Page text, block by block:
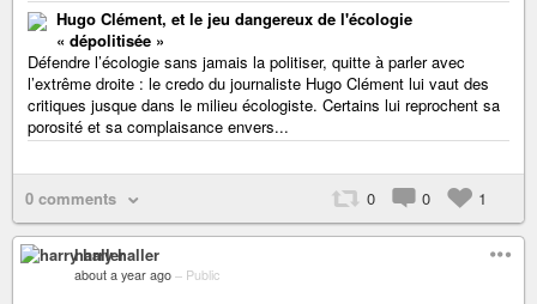
Hugo Clément, et le jeu dangereux de l'écologie
« dépolitisée »
Défendre l’écologie sans jamais la politiser, quitte à parler avec
l’extrême droite : le credo du journaliste Hugo Clément lui vaut des
critiques jusque dans le milieu écologiste. Certains lui reprochent sa
porosité et sa complaisance envers...
0 comments 0 0 1
harry haller
about a year ago – Public